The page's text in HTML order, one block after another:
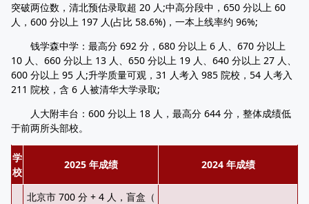
突破两位数，清北预估录取超 20 人;中高分段中，650 分以上 60
人，600 分以上 197 人(占比 58.6%)，一本上线率约 96%;
钱学森中学：最高分 692 分，680 分以上 6 人、670 分以上
10 人、660 分以上 13 人、650 分以上 19 人、640 分以上 27 人、
600 分以上 95 人;升学质量可观，31 人考入 985 院校，54 人考入
211 院校，含 6 人被清华大学录取;
人大附丰台：600 分以上 18 人，最高分 644 分，整体成绩低
于前两所头部校。
学
校
2025 年成绩 2024 年成绩
北京市 700 分 + 4 人，盲盒（